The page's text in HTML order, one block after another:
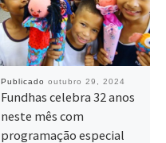
Publicado outubro 29, 2024
Fundhas celebra 32 anos
neste mês com
programação especial